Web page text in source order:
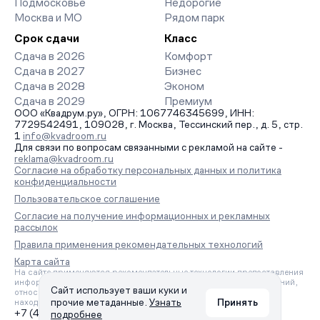
Подмосковье
Москва и МО
Недорогие
Рядом парк
Срок сдачи
Сдача в 2026
Сдача в 2027
Сдача в 2028
Сдача в 2029
Класс
Комфорт
Бизнес
Эконом
Премиум
ООО «Квадрум.ру», ОГРН: 1067746345699, ИНН:
7729542491, 109028, г. Москва, Тессинский пер., д. 5, стр.
1 info@kvadroom.ru
Для связи по вопросам связанными с рекламой на сайте -
reklama@kvadroom.ru
Согласие на обработку персональных данных и политика
конфиденциальности
Пользовательское соглашение
Согласие на получение информационных и рекламных
рассылок
Правила применения рекомендательных технологий
Карта сайта
На сайте применяются рекомендательные технологии предоставления
информации на основе сбора, систематизации и анализа сведений,
относящихся к предпочтениям пользователей сети «Интернет»,
находящихся на территории Российской Федерации.
+7 (495) 157-88-80
Сайт использует ваши куки и
прочие метаданные. Узнать
подробнее
Принять